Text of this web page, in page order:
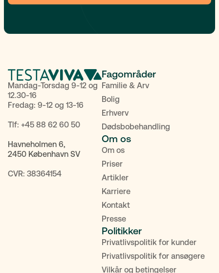
Mandag-Torsdag 9-12 og
12.30-16
Fredag: 9-12 og 13-16
Tlf: +45 88 62 60 50
Havneholmen 6,
2450 København SV
CVR: 38364154
Fagområder
Familie & Arv
Bolig
Erhverv
Dødsbobehandling
Om os
Om os
Priser
Artikler
Karriere
Kontakt
Presse
Politikker
Privatlivspolitik for kunder
Privatlivspolitik for ansøgere
Vilkår og betingelser